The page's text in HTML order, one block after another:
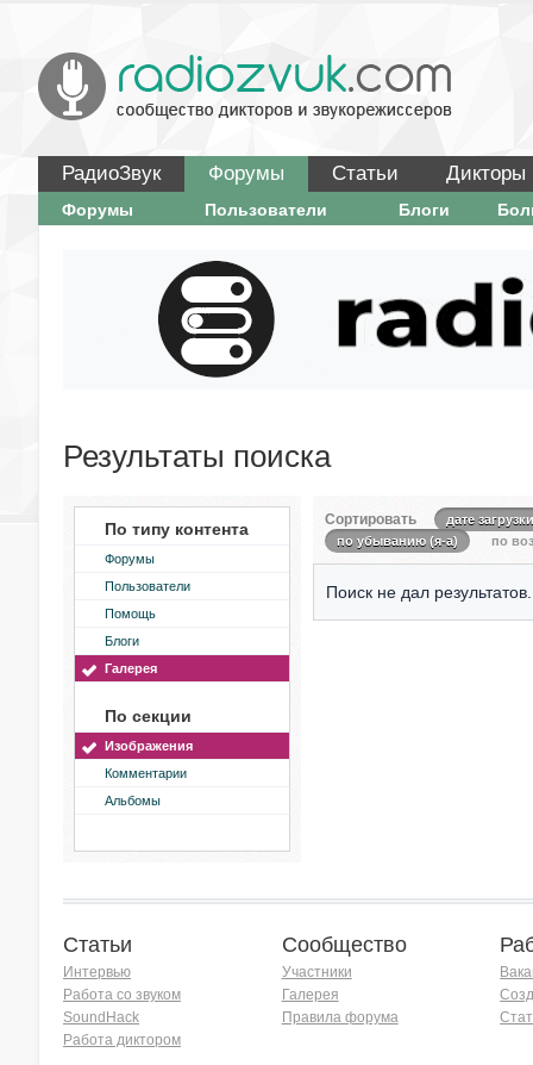
РадиоЗвук Форумы Статьи Дикторы
Форумы Пользователи Блоги
Результаты поиска
По типу контента
Форумы
Пользователи
Помощь
Блоги
Галерея
По секции
Изображения
Комментарии
Альбомы
Сортировать
дате загрузки
по убыванию (я-а)
по
Поиск не дал результатов.
Статьи
Интервью
Работа со звуком
SoundHack
Работа диктором
Сообщество
Участники
Галерея
Правила форума